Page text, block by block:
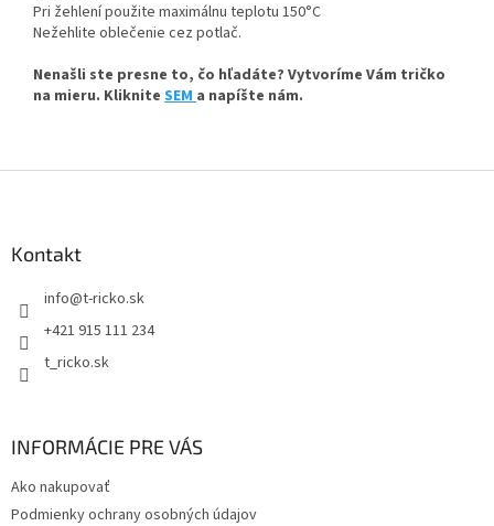
Pri žehlení použite maximálnu teplotu 150°C
Nežehlite oblečenie cez potlač.
Nenašli ste presne to, čo hľadáte? Vytvoríme Vám tričko
na mieru. Kliknite SEMa napíšte nám.
Kontakt
info@t-ricko.sk
+421 915 111 234
t_ricko.sk
INFORMÁCIE PRE VÁS
Ako nakupovať
Podmienky ochrany osobných údajov